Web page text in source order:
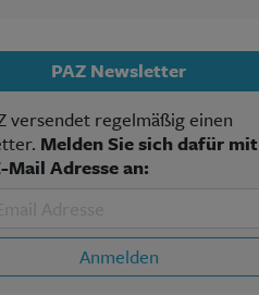
PAZ Newsletter
versendet regelmäßig einen
Melden Sie sich dafür mit
Mail Adresse an:
Anmelden